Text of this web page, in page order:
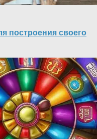
построения своего